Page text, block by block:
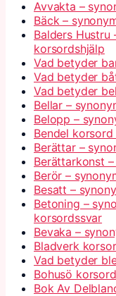
Avvakta –
Bäck –
Balders Hustru
korsordshjälp
Vad betyder
Vad betyder
Vad betyder
Bellar –
Belopp –
Bendel
Berättar –
Berättarkonst
Berör –
Besatt –
Betoning –
korsordssvar
Bevaka –
Bladverk
Vad betyder
Bohusö
Bok Av